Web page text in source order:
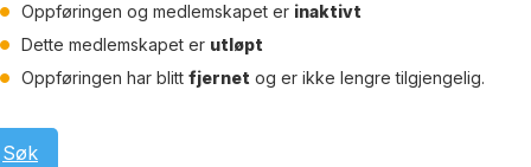
Oppføringen og medlemskapet er inaktivt
Dette medlemskapet er utløpt
Oppføringen har blitt fjernet og er ikke lengre tilgjengelig.
Søk